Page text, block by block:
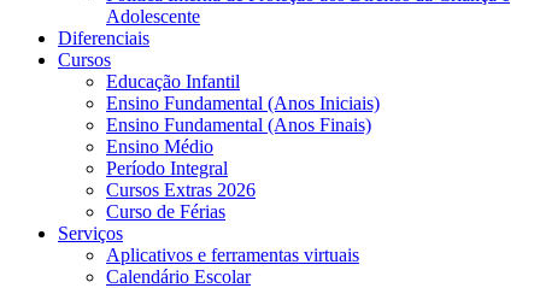
Adolescente
Diferenciais
Cursos
Educação Infantil
Ensino Fundamental (Anos Iniciais)
Ensino Fundamental (Anos Finais)
Ensino Médio
Período Integral
Cursos Extras 2026
Curso de Férias
Serviços
Aplicativos e ferramentas virtuais
Calendário Escolar